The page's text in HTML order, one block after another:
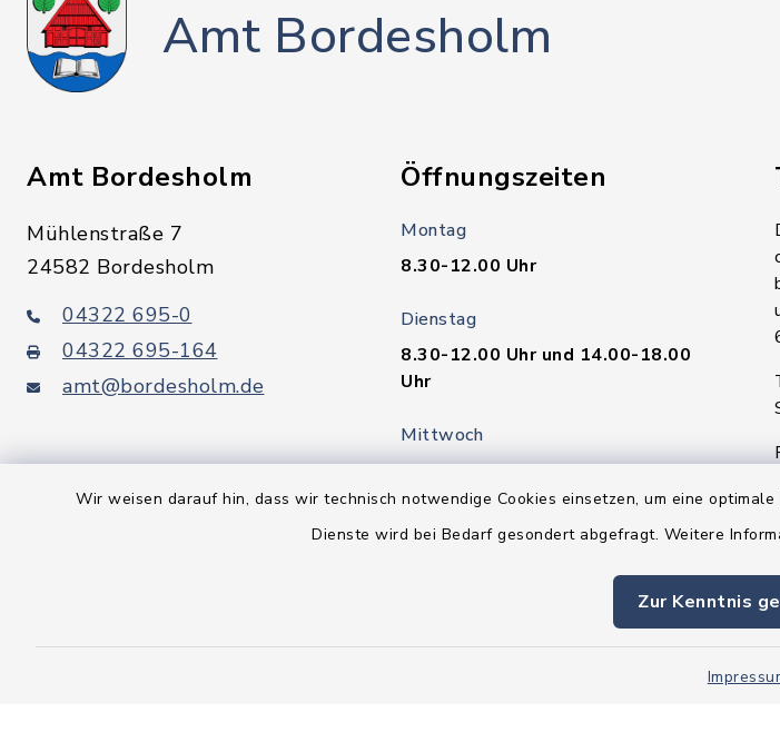
Wir weisen darauf hin, dass wir technisch notwendige Cookies einsetzen, um eine
Dienste wird bei Bedarf gesondert abgefragt. Weitere
Zur Kenntnis
Amt Bordesholm
Amt Bordesholm
Mühlenstraße 7
24582 Bordesholm
04322 695-0
04322 695-164
amt@bordesholm.de
Öffnungszeiten
Montag
8.30-12.00 Uhr
Dienstag
8.30-12.00 Uhr und 14.00-18.00
Uhr
Mittwoch
geschlossen
Donnerstag